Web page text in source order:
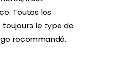
Toutes les
toujours le type de
recommandé.